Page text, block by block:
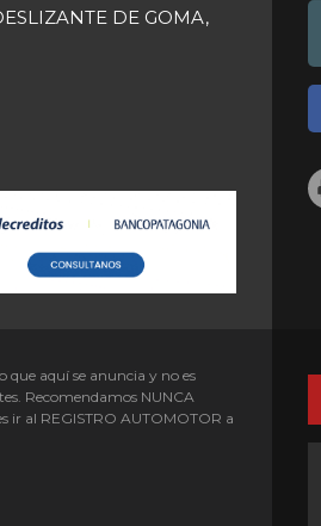
DE GOMA,
aquí se anuncia y no es
Recomendamos NUNCA
ir al REGISTRO AUTOMOTOR a